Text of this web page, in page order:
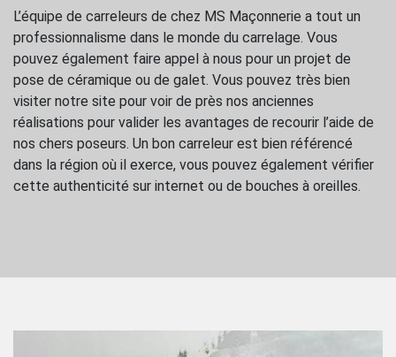
L’équipe de carreleurs de chez MS Maçonnerie a tout un
professionnalisme dans le monde du carrelage. Vous
pouvez également faire appel à nous pour un projet de
pose de céramique ou de galet. Vous pouvez très bien
visiter notre site pour voir de près nos anciennes
réalisations pour valider les avantages de recourir l’aide de
nos chers poseurs. Un bon carreleur est bien référencé
dans la région où il exerce, vous pouvez également vérifier
cette authenticité sur internet ou de bouches à oreilles.